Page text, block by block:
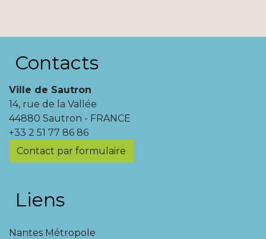
Contacts
Ville de Sautron
14, rue de la Vallée
44880 Sautron - FRANCE
+33 2 51 77 86 86
Contact par formulaire
Liens
Nantes Métropole